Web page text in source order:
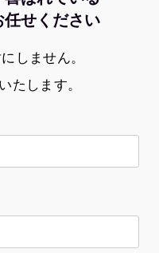
任せください
しません。
たします。